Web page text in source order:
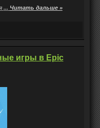
... Читать дальше »
игры в Epic